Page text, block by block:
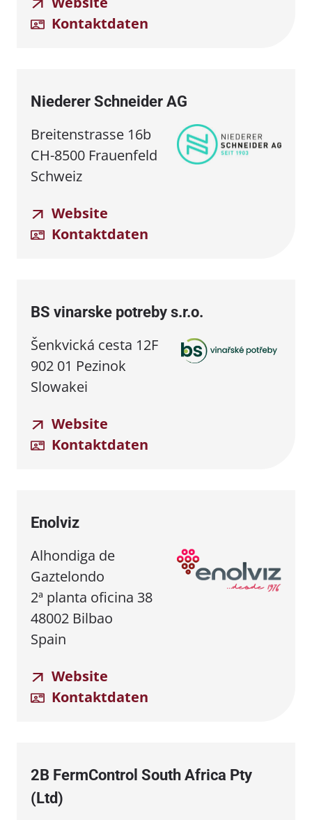
Kontaktdaten
Niederer Schneider AG
Breitenstrasse 16b
CH-8500 Frauenfeld
Schweiz
Website
Kontaktdaten
BS vinarske potreby s.r.o.
Šenkvická cesta 12F
902 01 Pezinok
Slowakei
Website
Kontaktdaten
Enolviz
Alhondiga de
Gaztelondo
2ª planta oficina 38
48002 Bilbao
Spain
Website
Kontaktdaten
2B FermControl South Africa Pty
(Ltd)